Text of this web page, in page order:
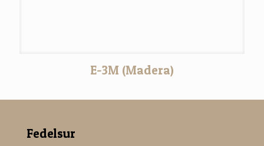
E-3M (Madera)
Fedelsur